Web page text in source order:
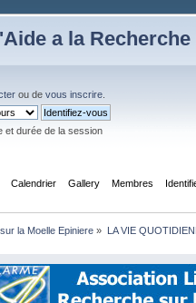
a la
ou de vous inscrire
et durée de la session
Calendrier Gallery Membres
la Moelle Epiniere » LA VIE